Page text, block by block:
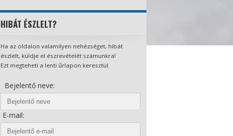
HIBÁT ÉSZLELT?
Ha az oldalon valamilyen nehézséget, hibát
észlelt, küldje el észrevételét számunkra!
Ezt megteheti a lenti űrlapon keresztül.
Bejelentő neve:
E-mail: